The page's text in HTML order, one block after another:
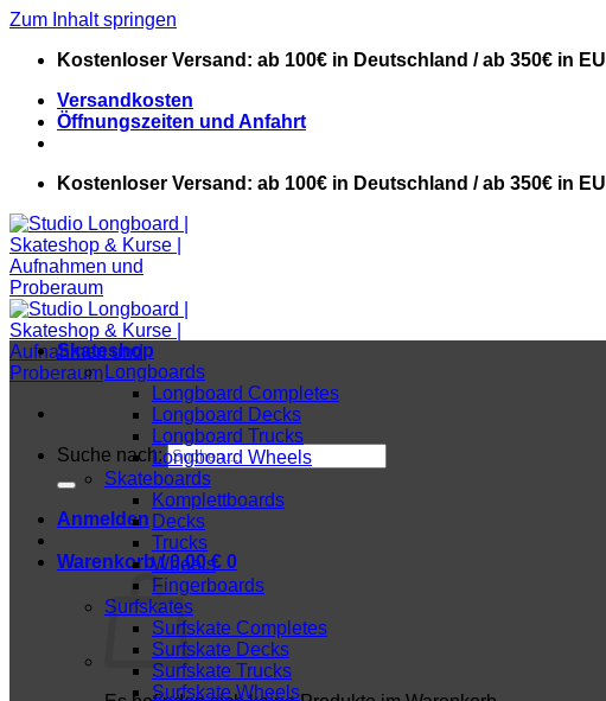
Zum Inhalt springen
Kostenloser Versand: ab 100€ in Deutschland / ab 350€ in EU
Versandkosten
Öffnungszeiten und Anfahrt
Kostenloser Versand: ab 100€ in Deutschland / ab 350€ in EU
Suche nach:
Anmelden
Warenkorb /0,00€ 0
Skateshop
Longboards
Longboard Completes
Longboard Decks
Longboard Trucks
Longboard Wheels
Skateboards
Komplettboards
Decks
Trucks
Wheels
Fingerboards
Surfskates
Surfskate Completes
Surfskate Decks
Surfskate Trucks
Surfskate Wheels